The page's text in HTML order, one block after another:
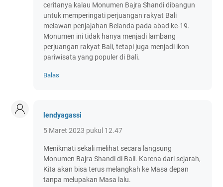
ceritanya kalau Monumen Bajra Shandi dibangun
untuk memperingati perjuangan rakyat Bali
melawan penjajahan Belanda pada abad ke-19.
Monumen ini tidak hanya menjadi lambang
perjuangan rakyat Bali, tetapi juga menjadi ikon
pariwisata yang populer di Bali.
Balas
lendyagassi
5 Maret 2023 pukul 12.47
Menikmati sekali melihat secara langsung
Monumen Bajra Shandi di Bali. Karena dari sejarah,
Kita akan bisa terus melangkah ke Masa depan
tanpa melupakan Masa lalu.